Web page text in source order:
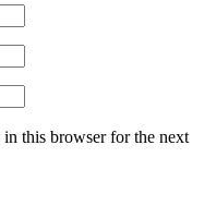
in this browser for the next